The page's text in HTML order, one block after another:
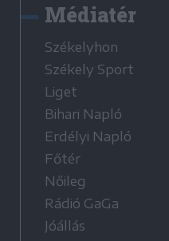
Médiatér
Székelyhon
Székely Sport
Liget
Bihari Napló
Erdélyi Napló
Főtér
Nőileg
Rádió GaGa
Jóállás